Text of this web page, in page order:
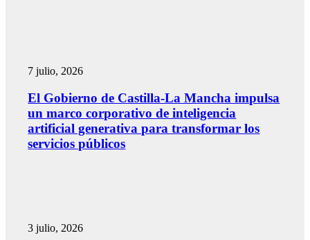
7 julio, 2026
El Gobierno de Castilla-La Mancha impulsa
un marco corporativo de inteligencia
artificial generativa para transformar los
servicios públicos
3 julio, 2026